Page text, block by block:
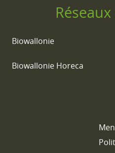
Biowallonie
Biowallonie Horeca